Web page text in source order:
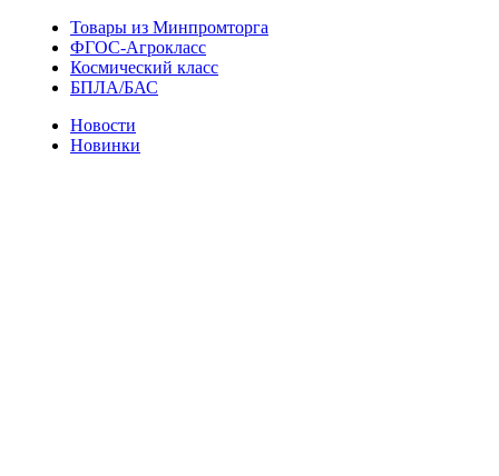
Товары из Минпромторга
ФГОС-Агрокласс
Космический класс
БПЛА/БАС
Новости
Новинки